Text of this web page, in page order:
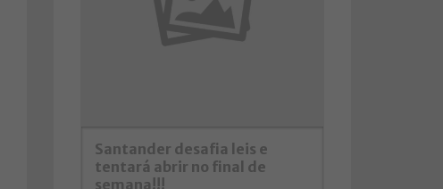
Santander desafia leis e
tentará abrir no final de
semana!!!